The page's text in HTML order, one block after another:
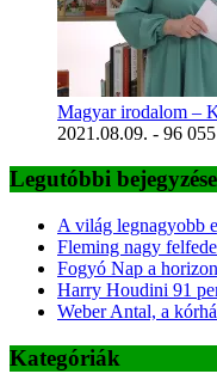
Magyar irodalom –
2021.08.09. - 96
Legutóbbi
A világ legnagyobb
Fleming nagy
Fogyó Nap a
Harry Houdini 91
Weber Antal, a
Kategóriák